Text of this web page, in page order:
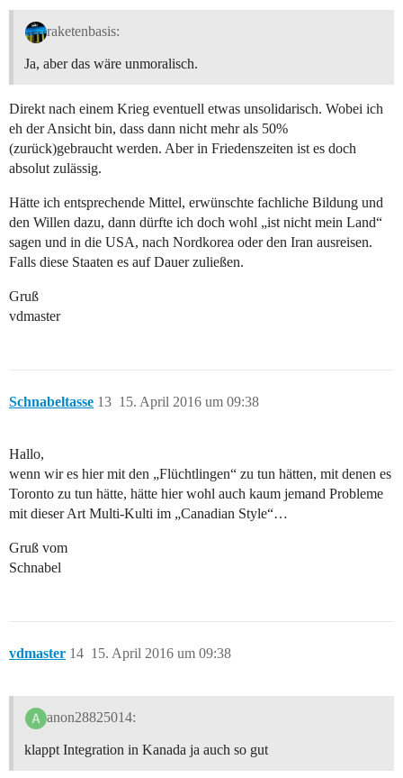
raketenbasis:
Ja, aber das wäre unmoralisch.
Direkt nach einem Krieg eventuell etwas unsolidarisch. Wobei ich
eh der Ansicht bin, dass dann nicht mehr als 50%
(zurück)gebraucht werden. Aber in Friedenszeiten ist es doch
absolut zulässig.
Hätte ich entsprechende Mittel, erwünschte fachliche Bildung und
den Willen dazu, dann dürfte ich doch wohl „ist nicht mein Land“
sagen und in die USA, nach Nordkorea oder den Iran ausreisen.
Falls diese Staaten es auf Dauer zuließen.
Gruß
vdmaster
Schnabeltasse 15. April 2016 um 09:38
13
Hallo,
wenn wir es hier mit den „Flüchtlingen“ zu tun hätten, mit denen es
Toronto zu tun hätte, hätte hier wohl auch kaum jemand Probleme
mit dieser Art Multi-Kulti im „Canadian Style“…
Gruß vom
Schnabel
vdmaster 15. April 2016 um 09:38
14
anon28825014:
klappt Integration in Kanada ja auch so gut